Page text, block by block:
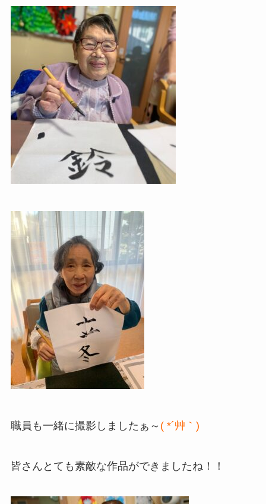
職員も一緒に撮影しましたぁ～ ( *´艸｀)
皆さんとても素敵な作品ができましたね！！